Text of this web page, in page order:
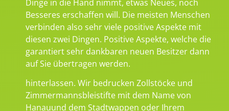
Dinge in die Hand nimmt, etwas Neues, noch
Besseres erschaffen will. Die meisten Menschen
verbinden also sehr viele positive Aspekte mit
diesen zwei Dingen. Positive Aspekte, welche die
garantiert sehr dankbaren neuen Besitzer dann
auf Sie übertragen werden.
hinterlassen. Wir bedrucken Zollstöcke und
Zimmermannsbleistifte mit dem Name von
Hanauund dem Stadtwappen oder Ihrem